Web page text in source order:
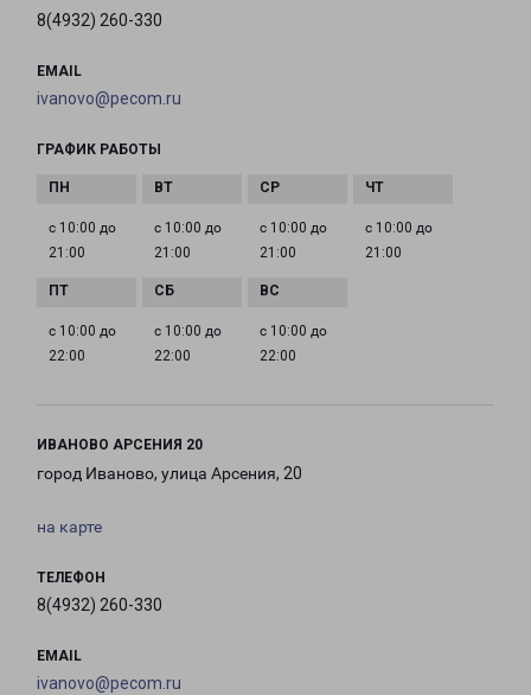
8(4932) 260-330
EMAIL
ivanovo@pecom.ru
ГРАФИК РАБОТЫ
с 10:00 до
21:00
с 10:00 до
21:00
с 10:00 до
21:00
с 10:00 до
21:00
с 10:00 до
22:00
с 10:00 до
22:00
с 10:00 до
22:00
ИВАНОВО АРСЕНИЯ 20
город Иваново, улица Арсения, 20
на карте
ТЕЛЕФОН
8(4932) 260-330
EMAIL
ivanovo@pecom.ru